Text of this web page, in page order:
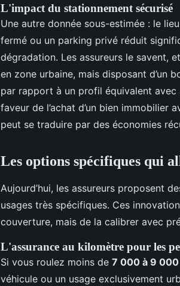
L'impact du stationnement sécurisé
Une autre donnée sous-estimée : le
fermé ou un parking privé réduit
dégradation. Les assureurs le savent,
en zone urbaine, mais disposant d’un
par rapport à un profil équivalent avec
faveur de l’achat d’un bien
peut se traduire par des économies
Les options spécifiques qui
Aujourd’hui, les assureurs proposent
usages très spécifiques. Ces
couverture, mais de la calibrer avec
L'assurance au kilomètre pour les
Si vous roulez moins de 7 000 à 9 000
véhicule ou un usage exclusivement